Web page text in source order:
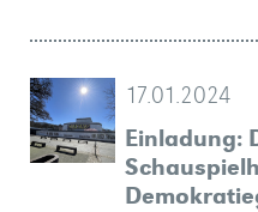
17.01.2024
Einladung: